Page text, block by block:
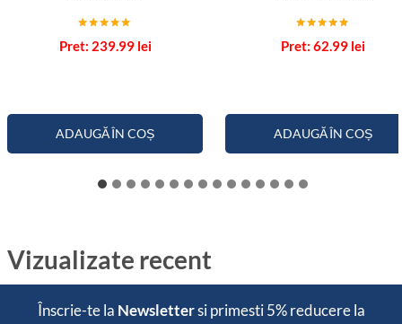
5.00
239.99 lei
ADAUGĂ ÎN COȘ
5.00
62.99 lei
ADAUGĂ ÎN COȘ
Vizualizate recent
Înscrie-te la Newslettersi primesti5% reducerela